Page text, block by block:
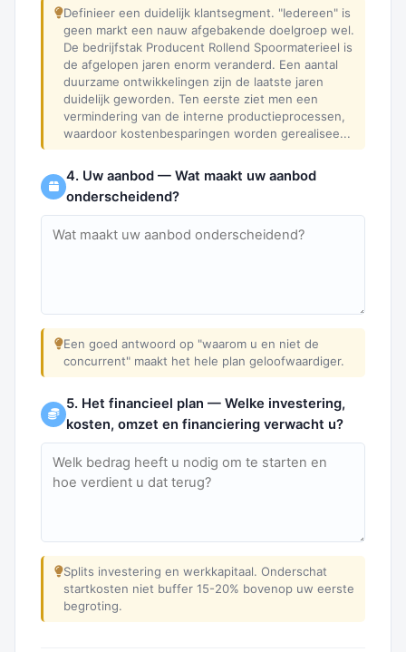
Definieer een duidelijk klantsegment. "Iedereen" is
geen markt een nauw afgebakende doelgroep wel.
De bedrijfstak Producent Rollend Spoormaterieel is
de afgelopen jaren enorm veranderd. Een aantal
duurzame ontwikkelingen zijn de laatste jaren
duidelijk geworden. Ten eerste ziet men een
vermindering van de interne productieprocessen,
waardoor kostenbesparingen worden gerealisee...
4. Uw aanbod — Wat maakt uw aanbod
onderscheidend?
Een goed antwoord op "waarom u en niet de
concurrent" maakt het hele plan geloofwaardiger.
5. Het financieel plan — Welke investering,
kosten, omzet en financiering verwacht u?
Splits investering en werkkapitaal. Onderschat
startkosten niet buffer 15-20% bovenop uw eerste
begroting.